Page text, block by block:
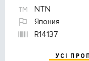
NTN
Япония
R14137
УСІ